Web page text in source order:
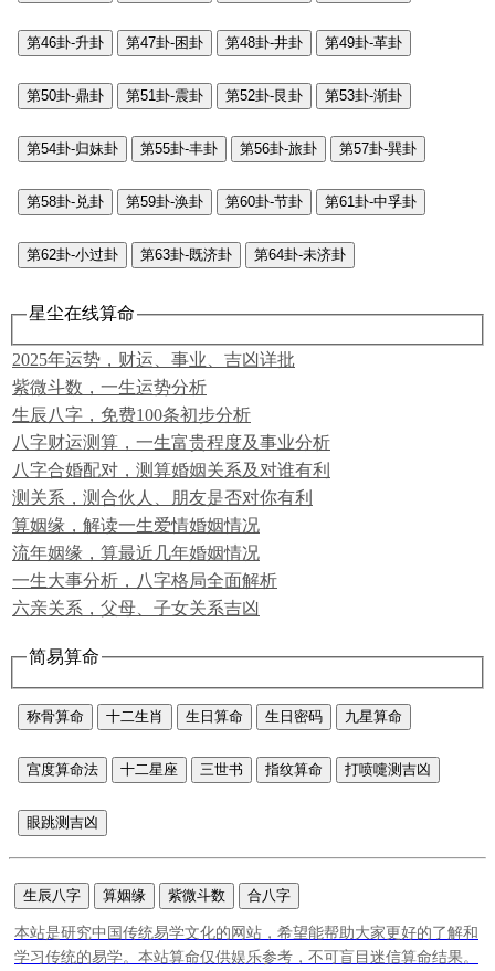
第46卦-升卦 第47卦-困卦 第48卦-井卦 第49卦-革卦
第50卦-鼎卦 第51卦-震卦 第52卦-艮卦 第53卦-渐卦
第54卦-归妹卦 第55卦-丰卦 第56卦-旅卦 第57卦-巽卦
第58卦-兑卦 第59卦-涣卦 第60卦-节卦 第61卦-中孚卦
第62卦-小过卦 第63卦-既济卦 第64卦-未济卦
星尘在线算命
2025年运势，财运、事业、吉凶详批
紫微斗数，一生运势分析
生辰八字，免费100条初步分析
八字财运测算，一生富贵程度及事业分析
八字合婚配对，测算婚姻关系及对谁有利
测关系，测合伙人、朋友是否对你有利
算姻缘，解读一生爱情婚姻情况
流年姻缘，算最近几年婚姻情况
一生大事分析，八字格局全面解析
六亲关系，父母、子女关系吉凶
简易算命
称骨算命 十二生肖 生日算命 生日密码 九星算命
宫度算命法 十二星座 三世书 指纹算命 打喷嚏测吉凶
眼跳测吉凶
生辰八字 算姻缘 紫微斗数 合八字
本站是研究中国传统易学文化的网站，希望能帮助大家更好的了解和
学习传统的易学。本站算命仅供娱乐参考，不可盲目迷信算命结果。